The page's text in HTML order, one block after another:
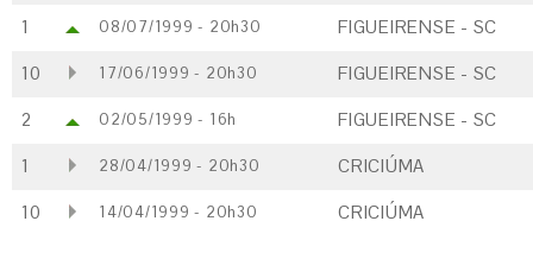
1 08/07/1999 - 20h30 FIGUEIRENSE - SC
10 17/06/1999 - 20h30 FIGUEIRENSE - SC
2 02/05/1999 - 16h FIGUEIRENSE - SC
1 28/04/1999 - 20h30 CRICIÚMA
10 14/04/1999 - 20h30 CRICIÚMA